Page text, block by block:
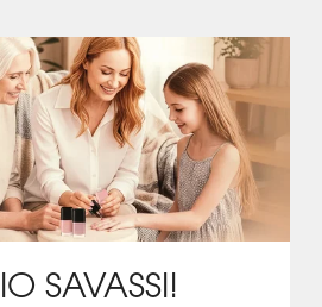
SAVASSI!